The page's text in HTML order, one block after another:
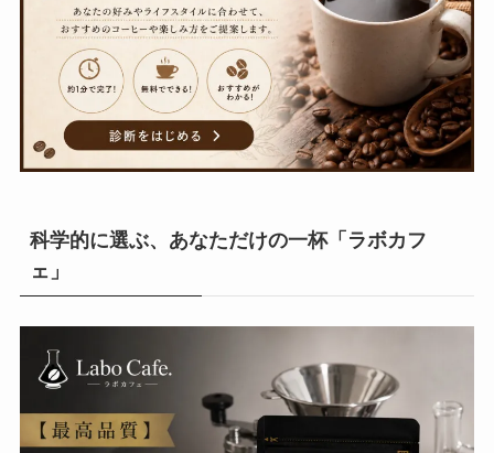
科学的に選ぶ、あなただけの一杯「ラボカフ
ェ」